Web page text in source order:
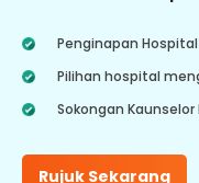
Penginapan
Pilihan hospital
Sokongan
Rujuk Sekarang